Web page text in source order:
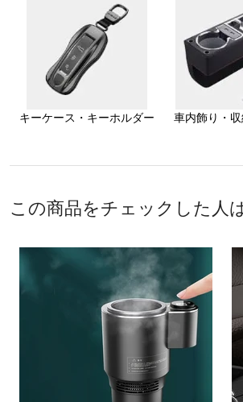
キーケース・キーホルダー 車内飾り・
この商品をチェックした人